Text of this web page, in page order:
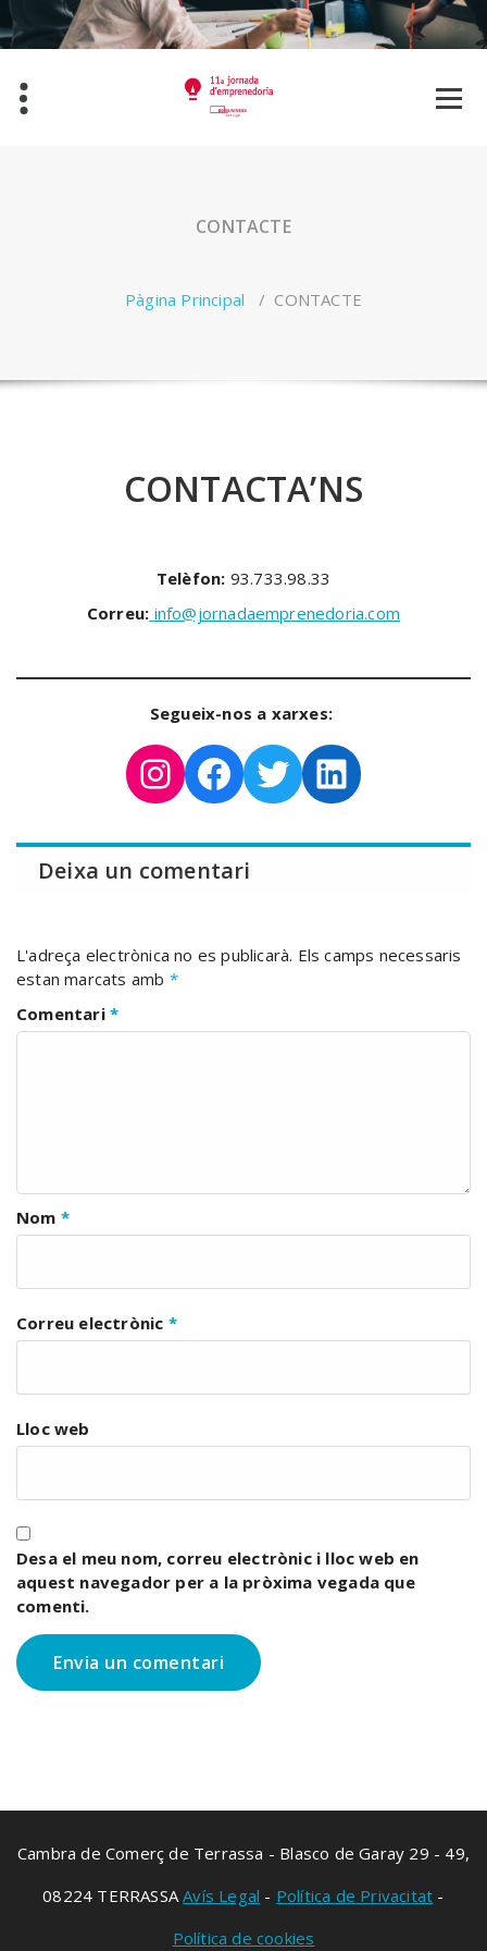
Salta
al
contingut
CONTACTE
Pàgina Principal / CONTACTE
CONTACTA’NS
Telèfon: 93.733.98.33
Correu: info@jornadaemprenedoria.com
Segueix-nos a xarxes:
Instagram
Facebook
TwitterLinkedIn
Deixa un comentari
L'adreça electrònica no es publicarà. Els camps necessaris
estan marcats amb *
Comentari *
Nom *
Correu electrònic *
Lloc web
Desa el meu nom, correu electrònic i lloc web en
aquest navegador per a la pròxima vegada que
comenti.
Cambra de Comerç de Terrassa - Blasco de Garay 29 - 49,
08224 TERRASSAAvís Legal - Política de Privacitat -
Política de cookies